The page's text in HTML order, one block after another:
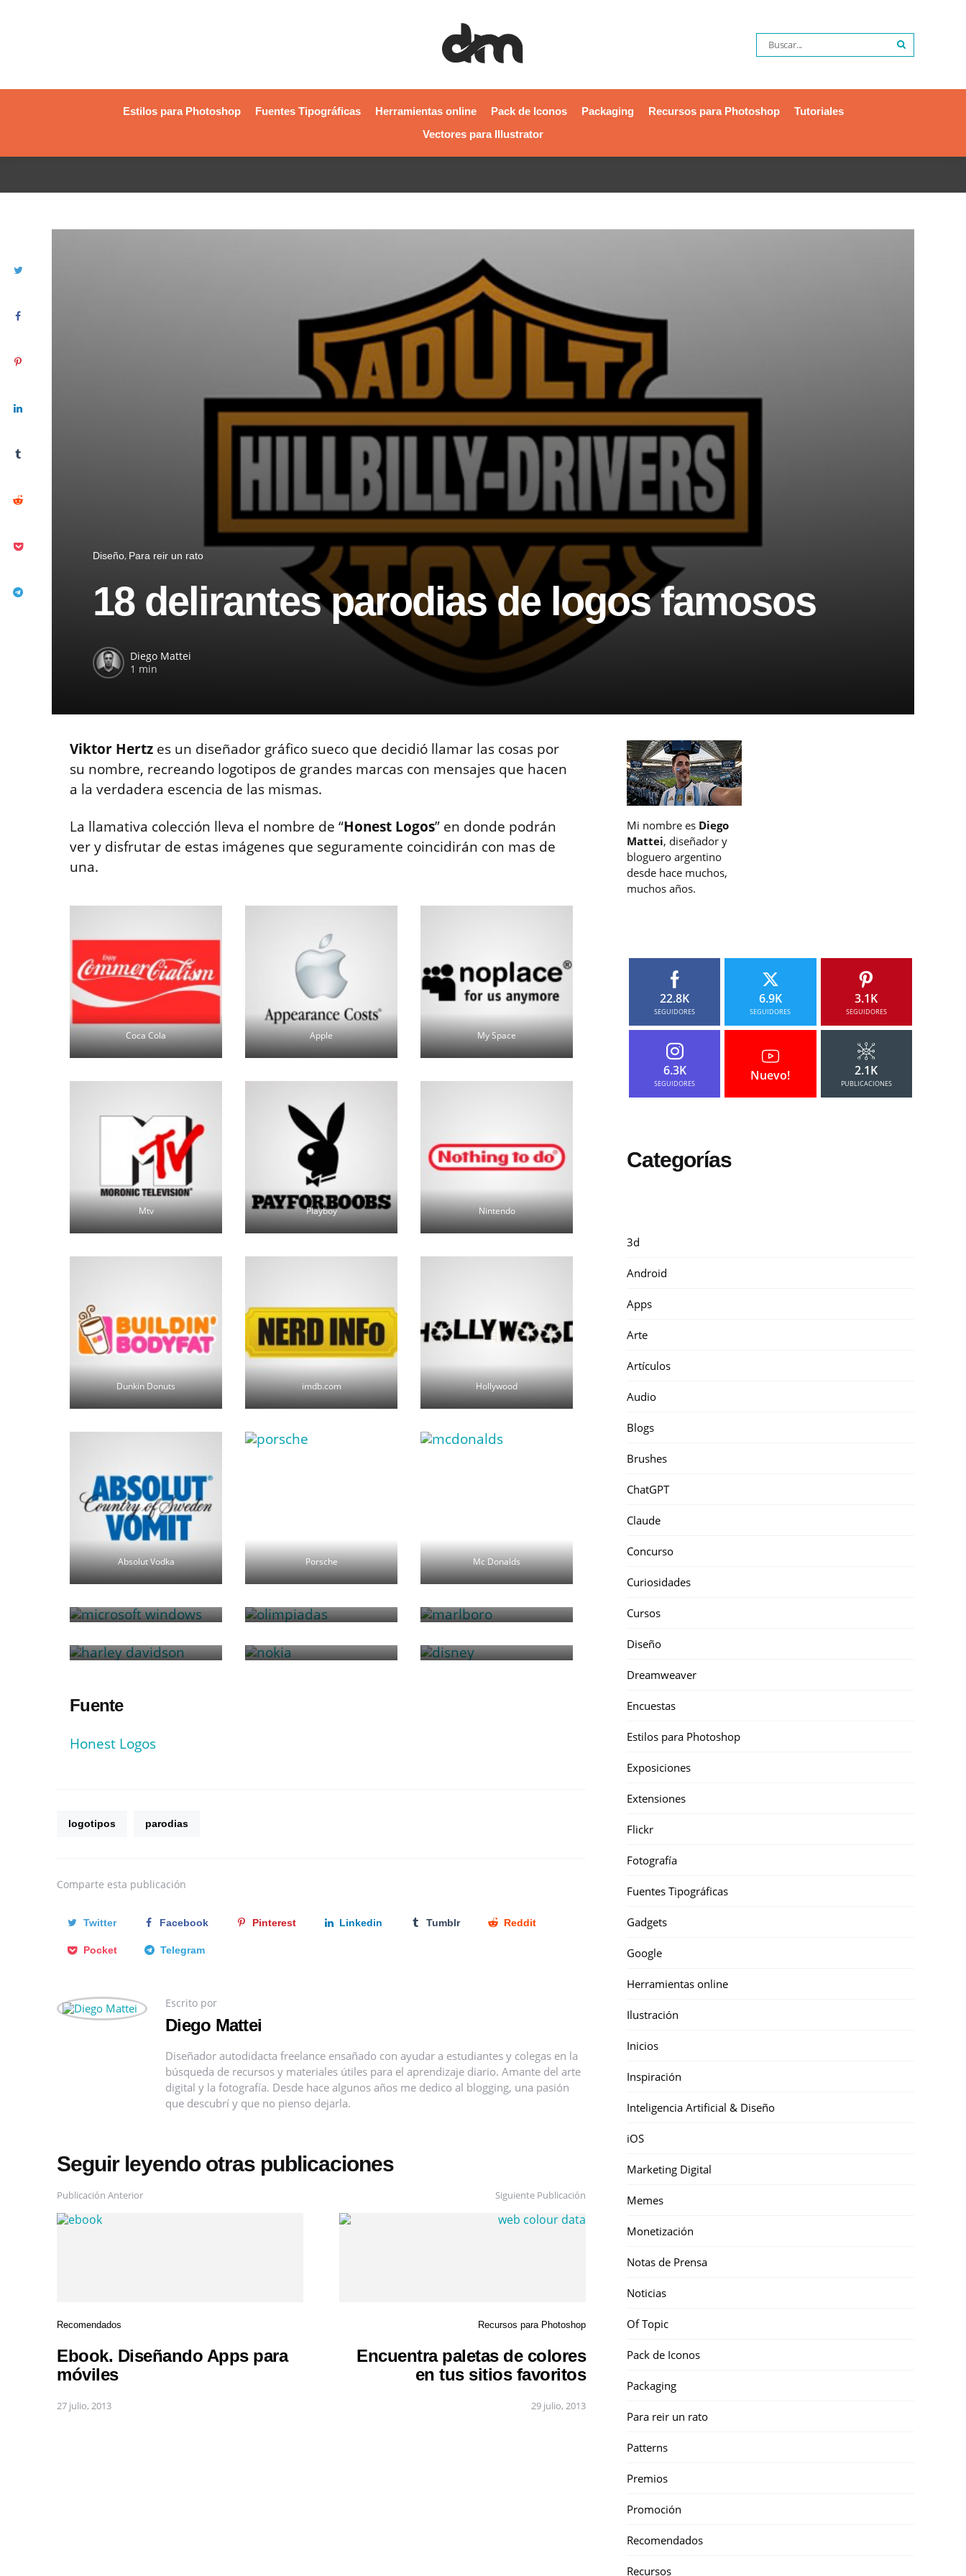
Estilos para Photoshop Fuentes Tipográficas Herramientas online Pack de Iconos Packaging Recursos para Photoshop
Tutoriales
Vectores para Illustrator
Diseño Para reir un rato
18 delirantes parodias de logos famosos
Diego Mattei
1 min
Viktor Hertz es un diseñador gráfico sueco que decidió llamar las cosas por
su nombre, recreando logotipos de grandes marcas con mensajes que hacen
a la verdadera escencia de las mismas.
La llamativa colección lleva el nombre de “Honest Logos” en donde podrán
ver y disfrutar de estas imágenes que seguramente coincidirán con mas de
una.
Coca Cola Apple My Space
Mtv Playboy Nintendo
Dunkin Donuts imdb.com Hollywood
Absolut Vodka Porsche Mc Donalds
Fuente
Honest Logos
logotipos parodias
Comparte esta publicación
Twitter Facebook Pinterest Linkedin Tumblr Reddit
Pocket Telegram
Escrito por
Diego Mattei
Diseñador autodidacta freelance ensañado con ayudar a estudiantes y colegas en la
búsqueda de recursos y materiales útiles para el aprendizaje diario. Amante del arte
digital y la fotografía. Desde hace algunos años me dedico al blogging, una pasión
que descubrí y que no pienso dejarla.
Seguir leyendo otras publicaciones
Publicación Anterior
Recomendados
Ebook. Diseñando Apps para
móviles
27 julio, 2013
Siguiente Publicación
Recursos para Photoshop
Encuentra paletas de colores
en tus sitios favoritos
29 julio, 2013
Mi nombre es Diego
Mattei, diseñador y
bloguero argentino
desde hace muchos,
muchos años.
22.8K
SEGUIDORES
6.9K
SEGUIDORES
3.1K
SEGUIDORES
6.3K
SEGUIDORES
Nuevo! 2.1K
PUBLICACIONES
Categorías
3d
Android
Apps
Arte
Artículos
Audio
Blogs
Brushes
ChatGPT
Claude
Concurso
Curiosidades
Cursos
Diseño
Dreamweaver
Encuestas
Estilos para Photoshop
Exposiciones
Extensiones
Flickr
Fotografía
Fuentes Tipográficas
Gadgets
Google
Herramientas online
Ilustración
Inicios
Inspiración
Inteligencia Artificial & Diseño
iOS
Marketing Digital
Memes
Monetización
Notas de Prensa
Noticias
Of Topic
Pack de Iconos
Packaging
Para reir un rato
Patterns
Premios
Promoción
Recomendados
Recursos